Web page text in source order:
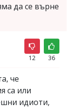
да се върне
12 36
че
са или
идиоти,